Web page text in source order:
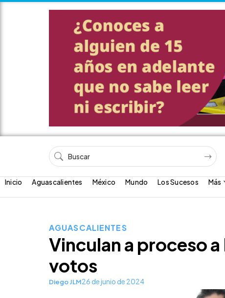
Inicio Aguascalientes México Mundo Los Sucesos Más
AGUASCALIENTES
Vinculan a proceso
votos
Diego JLM26 de junio de 2024